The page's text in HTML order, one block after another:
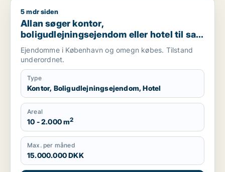
Allan søger kontor, boligudlejningsejendom eller hotel til
5 mdr siden
Allan søger kontor,
boligudlejningsejendom eller hotel til salg
i København K, Vesterbro eller
Frederiksberg m.fl.
Ejendomme i København og omegn købes. Tilstand
underordnet.
Type
Kontor, Boligudlejningsejendom, Hotel
Areal
10 - 2.000 m2
Max. per måned
15.000.000 DKK